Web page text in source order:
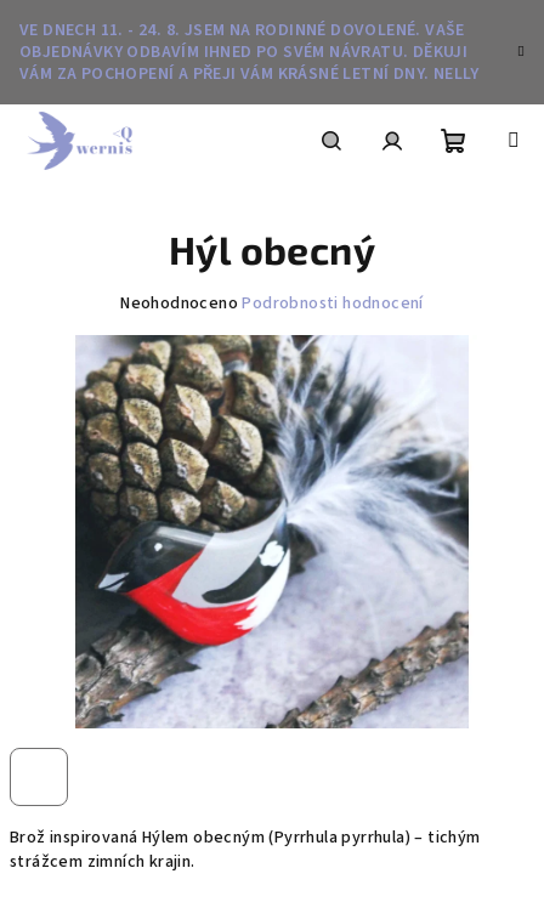
obsah
VE DNECH 11. - 24. 8. JSEM NA RODINNÉ DOVOLENÉ. VAŠE
OBJEDNÁVKY ODBAVÍM IHNED PO SVÉM NÁVRATU. DĚKUJI
VÁM ZA POCHOPENÍ A PŘEJI VÁM KRÁSNÉ LETNÍ DNY. NELLY
Brož inspirovaná Hýlem obecným (Pyrrhula pyrrhula) – tichým
strážcem zimních krajin.
Hýl obecný
hvězdiček.
Neohodnoceno Podrobnosti hodnocení